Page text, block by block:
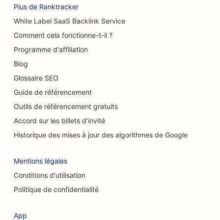
SEO pour les grands brûlés
SEO pour les stations-service
SEO pour les cafés
revêtements de sol
SEO pour les restaurants décontractés
Référencement pour les services de peeling
chimique
SEO pour les chiropracteurs
SEO pour les services de nettoyage
Plus de Ranktracker
White Label SaaS Backlink Service
Comment cela fonctionne-t-il ?
Programme d'affiliation
Blog
Glossaire SEO
Guide de référencement
Outils de référencement gratuits
Accord sur les billets d'invité
Historique des mises à jour des algorithmes de Google
Mentions légales
Conditions d'utilisation
Politique de confidentialité
App